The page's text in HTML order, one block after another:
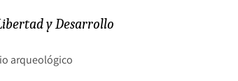
y Desarrollo
arqueológico